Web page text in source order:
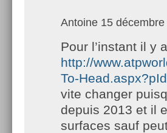
Antoine 15
Pour l’instant il y
http://
To-
vite changer
depuis 2013 et il
surfaces sauf